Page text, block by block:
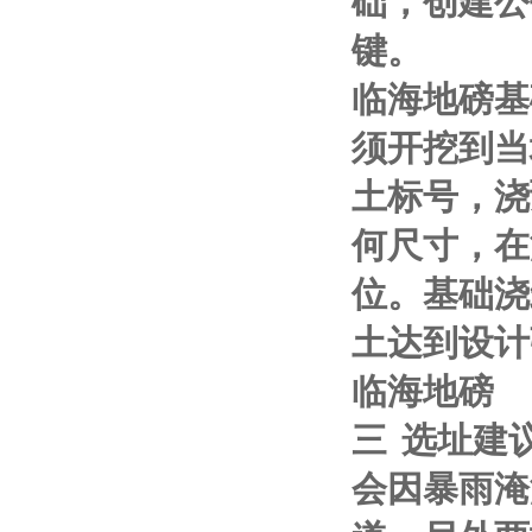
键。
临海地磅
须开挖到
土标号，
何尺寸，
位。基础
土达到设
临海地磅
三 选址建
会因暴雨